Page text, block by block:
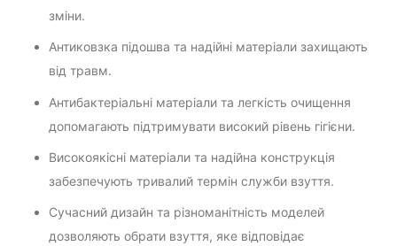
зміни.
Антиковзка підошва та надійні матеріали захищають
від травм.
Антибактеріальні матеріали та легкість очищення
допомагають підтримувати високий рівень гігієни.
Високоякісні матеріали та надійна конструкція
забезпечують тривалий термін служби взуття.
Сучасний дизайн та різноманітність моделей
дозволяють обрати взуття, яке відповідає